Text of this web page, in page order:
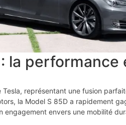
la performance
représentant une fusion
la Model S 85D a rapidement
engagement envers une mobilité